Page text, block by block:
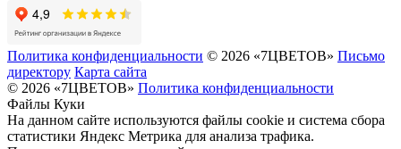
Политика конфиденциальности © 2026 «7ЦВЕТОВ» Письмо
директору Карта сайта
© 2026 «7ЦВЕТОВ» Политика конфиденциальности
Файлы Куки
На данном сайте используются файлы cookie и система сбора
статистики Яндекс Метрика для анализа трафика.